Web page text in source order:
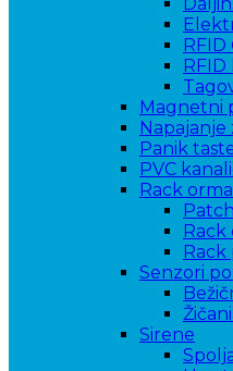
RFID
RFID
Magnetni
Panik
PVC
Rack
Rack
Rack
Senzori
Sirene